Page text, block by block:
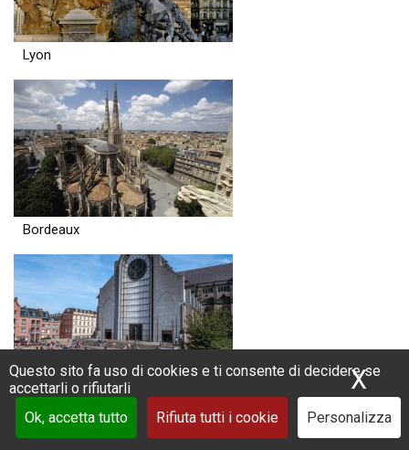
Questo sito fa uso di cookies e ti consente di decidere se
accettarli o rifiutarli
Ok, accetta tutto
Rifiuta tutti i cookie Personalizza
X
Lyon
Bordeaux